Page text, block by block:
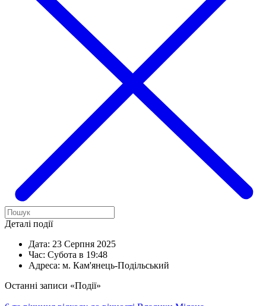
Деталі події
Дата: 23 Серпня 2025
Час: Субота в 19:48
Адреса: м. Кам'янець-Подільський
Останні записи «Події»